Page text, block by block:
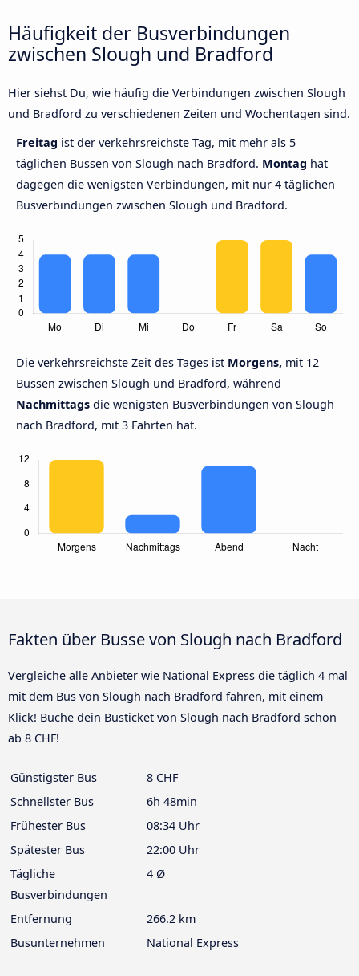
Häufigkeit der Busverbindungen
zwischen Slough und Bradford
Hier siehst Du, wie häufig die Verbindungen zwischen Slough
und Bradford zu verschiedenen Zeiten und Wochentagen sind.
Freitag ist der verkehrsreichste Tag, mit mehr als 5
täglichen Bussen von Slough nach Bradford. Montag hat
dagegen die wenigsten Verbindungen, mit nur 4 täglichen
Busverbindungen zwischen Slough und Bradford.
Die verkehrsreichste Zeit des Tages ist Morgens, mit 12
Bussen zwischen Slough und Bradford, während
Nachmittags die wenigsten Busverbindungen von Slough
nach Bradford, mit 3 Fahrten hat.
Fakten über Busse von Slough nach Bradford
Vergleiche alle Anbieter wie National Express die täglich 4 mal
mit dem Bus von Slough nach Bradford fahren, mit einem
Klick! Buche dein Busticket von Slough nach Bradford schon
ab 8 CHF!
Günstigster Bus
8 CHF
Schnellster Bus
6h 48min
Frühester Bus
08:34 Uhr
Spätester Bus
22:00 Uhr
Tägliche
Busverbindungen
4 Ø
Entfernung
266.2 km
Busunternehmen
National Express